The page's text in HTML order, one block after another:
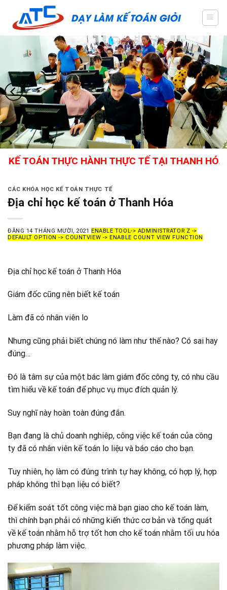
content
THỰC HÀNH THỰC TẾ TẠI THANH HÓA -
CÁC KHÓA HỌC KẾ TOÁN THỰC TẾ
Địa chỉ học kế toán ở Thanh Hóa
ĐĂNG 14 THÁNG MƯỜI, 2021 ENABLE TOOL-> ADMINISTRATOR Z ->
DEFAULT OPTION -> COUNTVIEW -> ENABLE COUNT VIEW FUNCTION
Địa chỉ học kế toán ở Thanh Hóa
Giám đốc cũng nên biết kế toán
Làm đã có nhân viên lo
Nhưng cũng phải biết chúng nó làm như thế nào? Có sai hay
đúng…
Đó là tâm sự của một bác làm giám đốc công ty, có nhu cầu
tìm hiểu về kế toán để phục vụ mục đích quản lý.
Suy nghĩ này hoàn toàn đúng đắn.
Bạn đang là chủ doanh nghiêp, công việc kế toán của công
ty đã có nhân viên kế toán lo liệu và báo cáo cho bạn.
Tuy nhiên, họ làm có đúng trình tự hay không, có hợp lý, hợp
pháp không thì bạn liệu có biết?
Để kiểm soát tốt công việc mà bạn giao cho kế toán làm,
thì chính bạn phải có những kiến thức cơ bản và tổng quát
về kế toán nhằm hỗ trợ tốt hơn cho kế toán nhằm tối ưu hóa
phương pháp làm việc.